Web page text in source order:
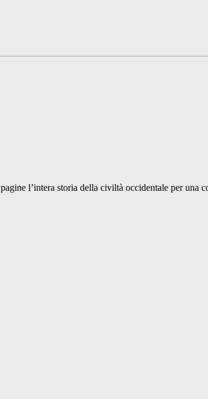
l’intera storia della civiltà occidentale per una